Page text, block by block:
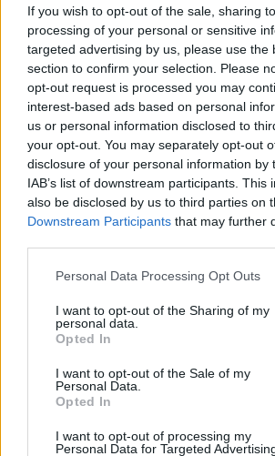
If you wish to opt-out of the sale, sharing
processing of your personal or sensitive
targeted advertising by us, please use the
section to confirm your selection. Please
opt-out request is processed you may
interest-based ads based on personal
us or personal information disclosed to
your opt-out. You may separately opt-out
disclosure of your personal information by
IAB’s list of downstream participants. This
also be disclosed by us to third parties on
Downstream Participants that may further
Please note that this website/app uses
not limited to your visit or usage behaviour.
grant or deny consent to Google and its
use your data for below specified
consent section.
Personal Data Processing Opt Outs
I want to opt-out of the Sharing of my
personal data.
Opted In
I want to opt-out of the Sale of my
Personal Data.
Opted In
I want to opt-out of processing my
Personal Data for Targeted
ENNYIRE GYENGE A
2022. augusztus. 23. 15:46
Szomorú valutatörténelmi pillanat.
REKORDÁRON KELT EL KÉT
PLAKÁT BUDAPESTEN
2022. május. 16. 14:31
Star Wars poszterért magyarországi
korábban még senki sem fizetett.
VASSURÁNYBAN A
ELLENÉRE ELSÖPRŐ
IGENNEL A NÉPSZAVAZÁSON,
VIZSGÁLATOT INDÍTANAK
2022. Április. 07. 18:28
Sok jelzés érkezett a helyiektől,
háttérben.
MÉG BE SEM FEJEZTÉK A
GALAXIS ŐRZŐI HARMADIK
MEGDÖNTÖTT EGY REKORDOT
2022. Április. 07. 05:59
2000 óta egy filmnek sem sikerült az, mint a
produkciónak.